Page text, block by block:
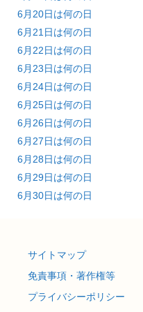
6月20日は何の日
6月21日は何の日
6月22日は何の日
6月23日は何の日
6月24日は何の日
6月25日は何の日
6月26日は何の日
6月27日は何の日
6月28日は何の日
6月29日は何の日
6月30日は何の日
サイトマップ
免責事項・著作権等
プライバシーポリシー